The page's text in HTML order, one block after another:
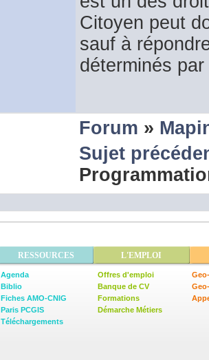
Citoyen peut
sauf à
déterminés
Forum »
Sujet
RESSOURCES L'EMPLOI
Agenda
Biblio
Fiches AMO-CNIG
Paris PCGIS
Téléchargements
Offres d'emploi
Banque de CV
Formations
Démarche Métiers